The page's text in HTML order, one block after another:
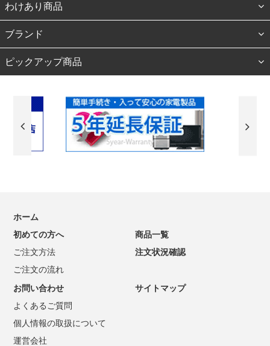
わけあり商品
ブランド
ピックアップ商品
ホーム
初めての方へ
ご注文方法
ご注文の流れ
商品一覧
注文状況確認
お問い合わせ
よくあるご質問
個人情報の取扱について
サイトマップ
運営会社